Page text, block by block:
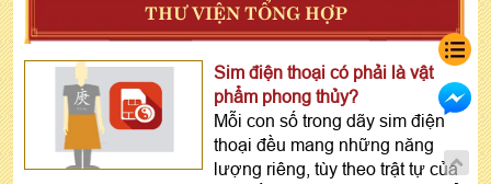
THƯ VIỆN TỔNG HỢP
Sim điện thoại có phải là vật
phẩm phong thủy?
Mỗi con số trong dãy sim điện
thoại đều mang những năng
lượng riêng, tùy theo trật tự của